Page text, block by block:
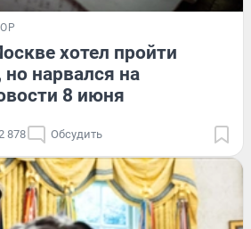
хотел пройти
нарвался на
8 июня
878 Обсудить